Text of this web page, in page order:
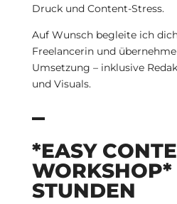
Druck und Content-Stress.
Auf Wunsch begleite ich
Freelancerin und
Umsetzung – inklusive
und Visuals.
*EASY
STUNDEN